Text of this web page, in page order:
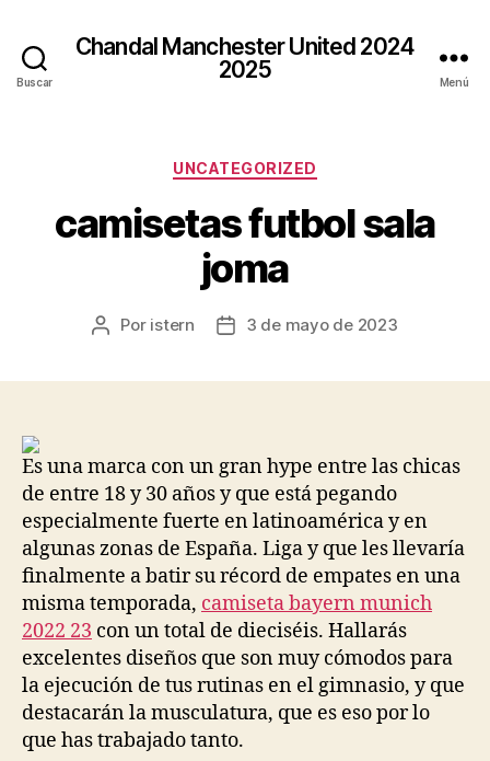
Buscar
Chandal Manchester United 2024
2025
Menú
Categorías
UNCATEGORIZED
camisetas futbol sala
joma
Autor
Por istern
Fecha3 de mayo de 2023
Es una marca con un gran hype entre las chicas
de entre 18 y 30 años y que está pegando
especialmente fuerte en latinoamérica y en
algunas zonas de España. Liga y que les llevaría
finalmente a batir su récord de empates en una
misma temporada, camiseta bayern munich
2022 23 con un total de dieciséis. Hallarás
excelentes diseños que son muy cómodos para
la ejecución de tus rutinas en el gimnasio, y que
destacarán la musculatura, que es eso por lo
que has trabajado tanto.